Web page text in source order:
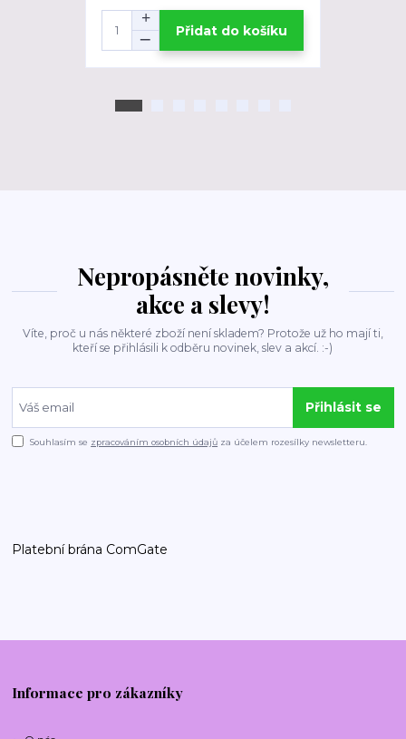
Přidat do košíku
Nepropásněte novinky,
akce a slevy!
Víte, proč u nás některé zboží není skladem? Protože už ho mají ti,
kteří se přihlásili k odběru novinek, slev a akcí. :-)
Přihlásit se
Souhlasím se zpracováním osobních údajů za účelem rozesílky newsletteru.
Platební brána ComGate
Informace pro zákazníky